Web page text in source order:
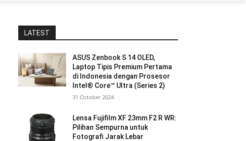
LATEST
ASUS Zenbook S 14 OLED,
Laptop Tipis Premium Pertama
di Indonesia dengan Prosesor
Intel® Core™ Ultra (Series 2)
31 October 2024
Lensa Fujifilm XF 23mm F2 R WR:
Pilihan Sempurna untuk
Fotografi Jarak Lebar